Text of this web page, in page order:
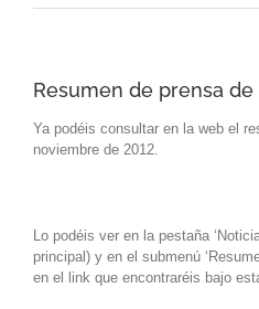
Resumen de prensa
Ya podéis consultar en la web el
noviembre de 2012.
Lo podéis ver en la pestaña
principal) y en el submenú
en el link que encontraréis bajo